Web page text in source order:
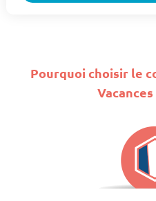
Pourquoi choisir le